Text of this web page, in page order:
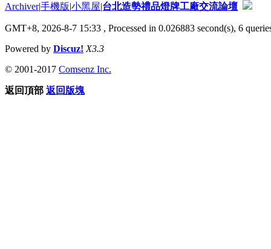
Archiver|手機版|小黑屋|台北造勢禮品燈牌工廠交流論壇
GMT+8, 2026-8-7 15:33 , Processed in 0.026883 second(s), 6
Powered by Discuz! X3.3
© 2001-2017 Comsenz Inc.
返回頂部 返回版塊